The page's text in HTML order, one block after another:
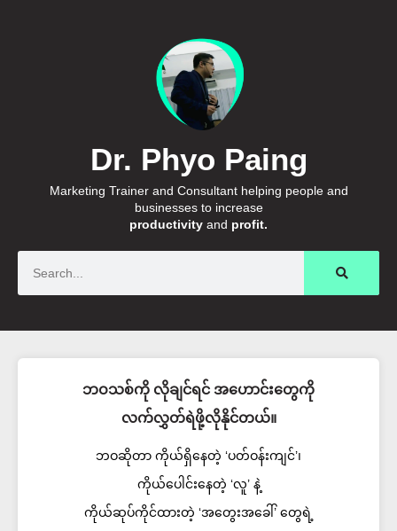
Dr. Phyo Paing
Marketing Trainer and Consultant helping people and
businesses to increase
productivity and profit.
ဘဝသစ်ကို လိုချင်ရင် အဟောင်းတွေကို
လက်လွှတ်ရဲဖို့လိုနိုင်တယ်။
ဘဝဆိုတာ ကိုယ်ရှိနေတဲ့ ‘ပတ်ဝန်းကျင်’၊
ကိုယ်ပေါင်းနေတဲ့ ‘လူ’ နဲ့
ကိုယ်ဆုပ်ကိုင်ထားတဲ့ ‘အတွေးအခေါ်’ တွေရဲ့